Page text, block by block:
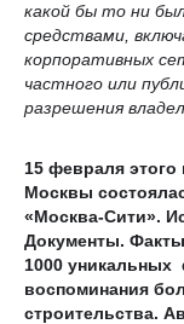
какой бы то ни
средствами,
корпоративных
частного или
разрешения
15 февраля этого
Москвы
«Москва-Сити».
Документы.
1000
воспоминания
строительства.